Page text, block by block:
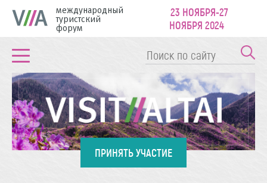
международный
туристский
форум
23 НОЯБРЯ-27
НОЯБРЯ 2024
ПРИНЯТЬ УЧАСТИЕ